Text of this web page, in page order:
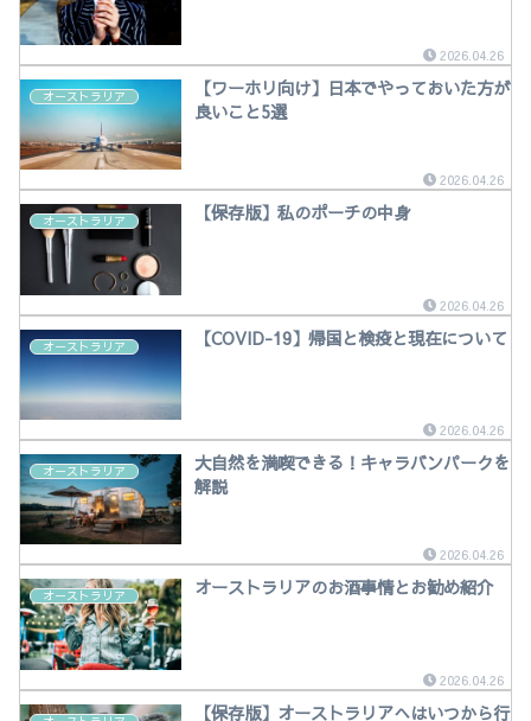
2026.04.26
オーストラリア
【ワーホリ向け】日本でやっておいた方が
良いこと5選
2026.04.26
オーストラリア 【保存版】私のポーチの中身
2026.04.26
オーストラリア 【COVID-19】帰国と検疫と現在について
2026.04.26
オーストラリア
大自然を満喫できる！キャラバンパークを
解説
2026.04.26
オーストラリア オーストラリアのお酒事情とお勧め紹介
2026.04.26
【保存版】オーストラリアへはいつから行